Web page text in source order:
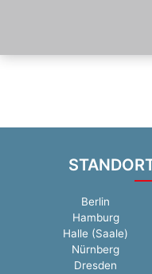
Berlin
Hamburg
Halle (Saale)
Nürnberg
Dresden